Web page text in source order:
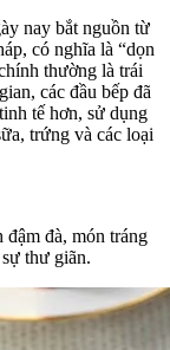
nay bắt nguồn từ
có nghĩa là “dọn
thường là trái
các đầu bếp đã
tế hơn, sử dụng
trứng và các loại
đậm đà, món tráng
thư giãn.